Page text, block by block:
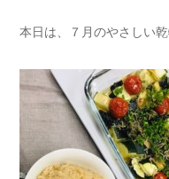
本日は、７月のやさしい